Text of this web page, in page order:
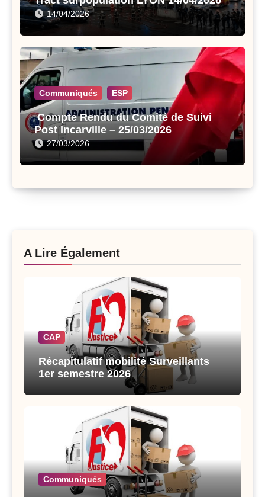
14/04/2026
Communiqués ESP
Compte Rendu du Comité de Suivi
Post Incarville – 25/03/2026
27/03/2026
A Lire Également
CAP
Récapitulatif mobilité Surveillants
1er semestre 2026
Communiqués